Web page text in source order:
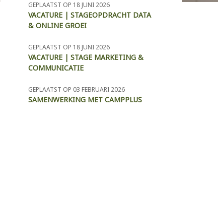
GEPLAATST OP 18 JUNI 2026
VACATURE | STAGEOPDRACHT DATA
& ONLINE GROEI
GEPLAATST OP 18 JUNI 2026
VACATURE | STAGE MARKETING &
COMMUNICATIE
GEPLAATST OP 03 FEBRUARI 2026
SAMENWERKING MET CAMPPLUS